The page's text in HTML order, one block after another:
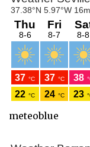
meteoblue